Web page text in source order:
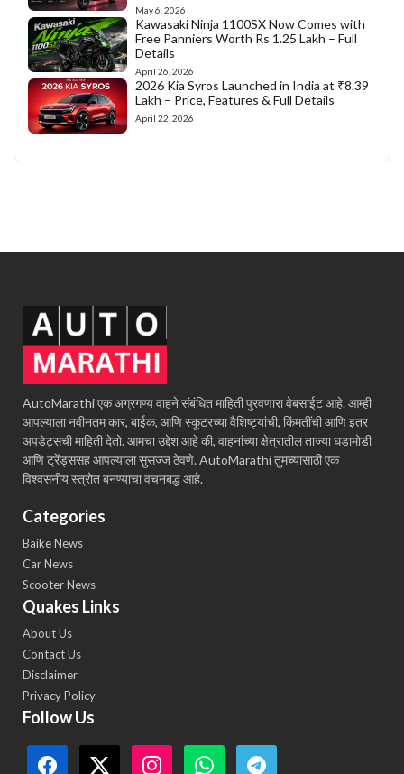
May 6, 2026
Kawasaki Ninja 1100SX Now Comes with
Free Panniers Worth Rs 1.25 Lakh – Full
Details
April 26, 2026
2026 Kia Syros Launched in India at ₹8.39
Lakh – Price, Features & Full Details
April 22, 2026
AutoMarathi एक अग्रगण्य वाहने संबंधित माहिती पुरवणारा वेबसाईट आहे. आम्ही
आपल्याला नवीनतम कार, बाईक, आणि स्कूटरच्या वैशिष्ट्यांची, किंमतींची आणि इतर
अपडेट्सची माहिती देतो. आमचा उद्देश आहे की, वाहनांच्या क्षेत्रातील ताज्या घडामोडी
आणि ट्रेंड्ससह आपल्याला सुसज्ज ठेवणे. AutoMarathi तुमच्यासाठी एक
विश्वसनीय स्त्रोत बनण्याचा वचनबद्ध आहे.
Categories
Baike News
Car News
Scooter News
Quakes Links
About Us
Contact Us
Disclaimer
Privacy Policy
Follow Us